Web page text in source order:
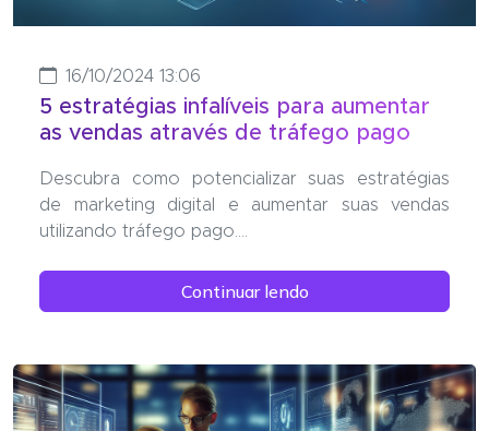
16/10/2024 13:06
5 estratégias infalíveis para aumentar
as vendas através de tráfego pago
Descubra como potencializar suas estratégias
de marketing digital e aumentar suas vendas
utilizando tráfego pago....
Continuar lendo